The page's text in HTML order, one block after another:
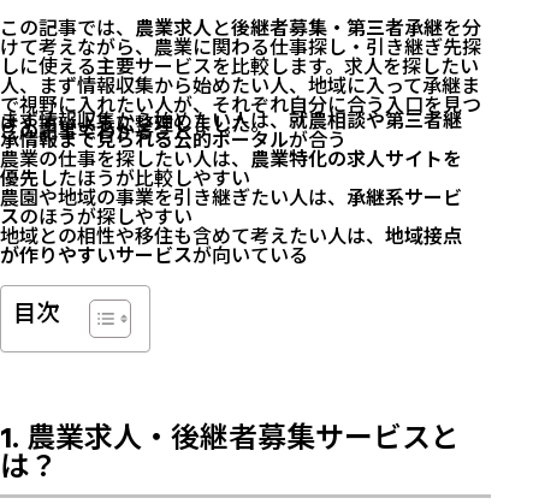
この記事では、 農業求人と後継者募集・第三者承継を分
けて考えながら、農業に関わる仕事探し・引き継ぎ先探
しに使える主要サービスを比較します。求人を探したい
人、まず情報収集から始めたい人、地域に入って承継ま
で視野に入れたい人が、それぞれ自分に合う入口を見つ
けやすいように整理しました。
この記事でわかること
まず情報収集から始めたい人は、就農相談や第三者継
承情報まで見られる公的ポータルが合う
農業の仕事を探したい人は、 農業特化の求人サイトを
優先したほうが比較しやすい
農園や地域の事業を引き継ぎたい人は、 承継系サービ
スのほうが探しやすい
地域との相性や移住も含めて考えたい人は、 地域接点
が作りやすいサービスが向いている
目次
1. 農業求人・後継者募集サービスと
は？